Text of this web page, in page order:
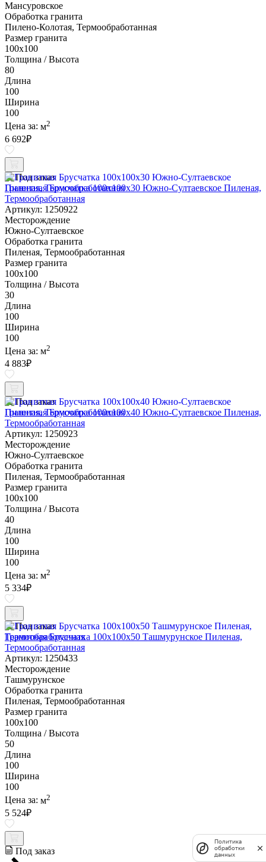
Мансуровское
Обработка гранита
Пилено-Колотая, Термообработанная
Размер гранита
100х100
Толщина / Высота
80
Длина
100
Ширина
100
Цена за: м2
6 692₽
Под заказ
Гранитная Брусчатка 100х100x30 Южно-Султаевское Пиленая,
Термообработанная
Артикул: 1250922
Месторождение
Южно-Султаевское
Обработка гранита
Пиленая, Термообработанная
Размер гранита
100х100
Толщина / Высота
30
Длина
100
Ширина
100
Цена за: м2
4 883₽
Под заказ
Гранитная Брусчатка 100х100x40 Южно-Султаевское Пиленая,
Термообработанная
Артикул: 1250923
Месторождение
Южно-Султаевское
Обработка гранита
Пиленая, Термообработанная
Размер гранита
100х100
Толщина / Высота
40
Длина
100
Ширина
100
Цена за: м2
5 334₽
Под заказ
Гранитная Брусчатка 100х100x50 Ташмурунское Пиленая,
Термообработанная
Артикул: 1250433
Месторождение
Ташмурунское
Обработка гранита
Пиленая, Термообработанная
Размер гранита
100х100
Толщина / Высота
50
Длина
100
Ширина
100
Цена за: м2
5 524₽
Под заказ
Политика
обработки
данных